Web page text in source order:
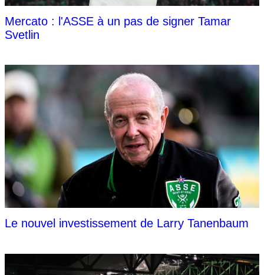
Mercato : l'ASSE à un pas de signer Tamar
Svetlin
Le nouvel investissement de Larry Tanenbaum